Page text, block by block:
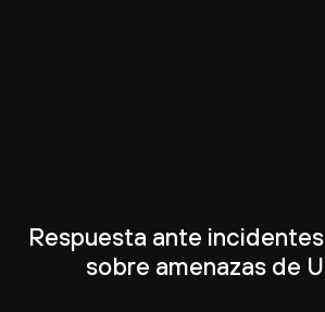
Respuesta ante
sobre amenazas de